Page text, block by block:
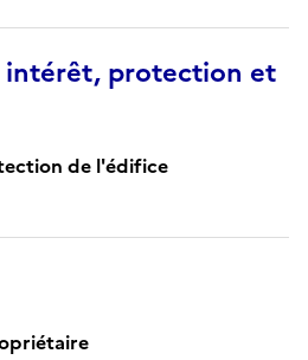
intérêt, protection et
de l'édifice